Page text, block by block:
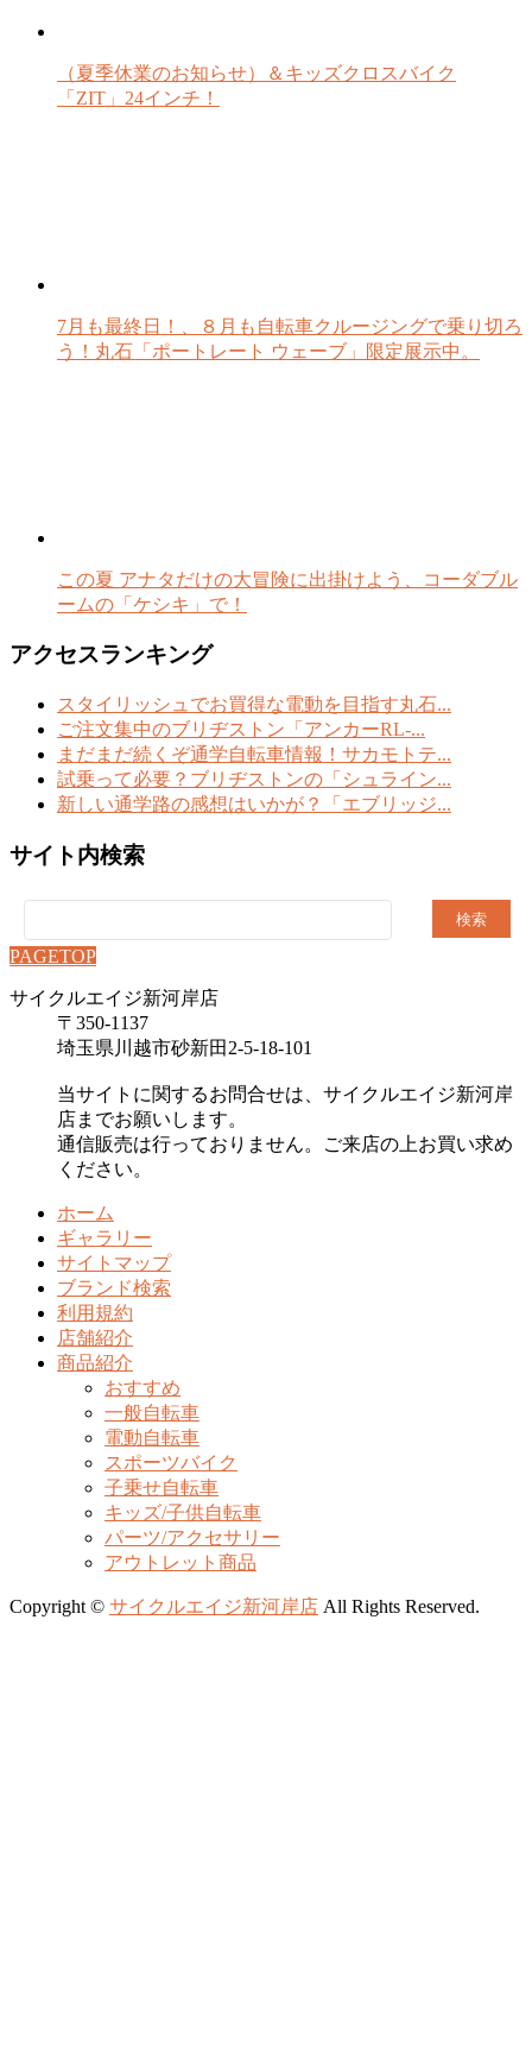
（夏季休業のお知らせ）＆キッズクロスバイク
「ZIT」24インチ！
7月も最終日！、８月も自転車クルージングで乗り切ろ
う！丸石「ポートレート ウェーブ」限定展示中。
この夏 アナタだけの大冒険に出掛けよう、コーダブル
ームの「ケシキ」で！
アクセスランキング
スタイリッシュでお買得な電動を目指す丸石...
ご注文集中のブリヂストン「アンカーRL-...
まだまだ続くぞ通学自転車情報！サカモトテ...
試乗って必要？ブリヂストンの「シュライン...
新しい通学路の感想はいかが？「エブリッジ...
サイト内検索
索:
PAGETOP
サイクルエイジ新河岸店
〒350-1137
埼玉県川越市砂新田2-5-18-101
当サイトに関するお問合せは、サイクルエイジ新河岸
店までお願いします。
通信販売は行っておりません。ご来店の上お買い求め
ください。
ホーム
ギャラリー
サイトマップ
ブランド検索
利用規約
店舗紹介
商品紹介
おすすめ
一般自転車
電動自転車
スポーツバイク
子乗せ自転車
キッズ/子供自転車
パーツ/アクセサリー
アウトレット商品
Copyright © サイクルエイジ新河岸店 All Rights Reserved.